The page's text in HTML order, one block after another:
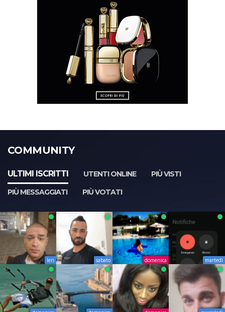
COMMUNITY
ULTIMI ISCRITTI UTENTI ONLINE
PIÙ VISTI
PIÙ MESSAGGIATI
PIÙ VOTATI
Ieri sabato domenica martedì